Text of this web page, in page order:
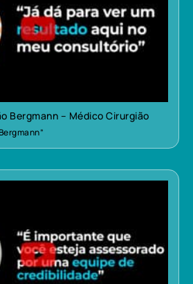
Bergmann – Médico Cirurgião